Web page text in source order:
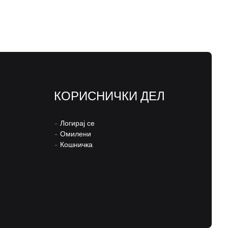
КОРИСНИЧКИ ДЕЛ
– Логирај се
– Омилени
– Кошничка